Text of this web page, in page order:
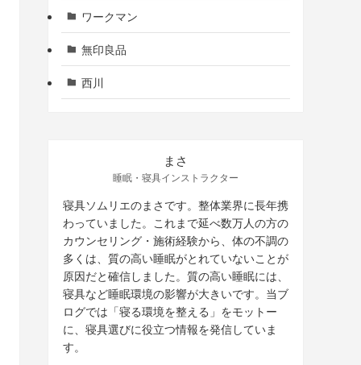
ワークマン
無印良品
西川
まさ
睡眠・寝具インストラクター
寝具ソムリエのまさです。整体業界に長年携
わっていました。これまで延べ数万人の方の
カウンセリング・施術経験から、体の不調の
多くは、質の高い睡眠がとれていないことが
原因だと確信しました。質の高い睡眠には、
寝具など睡眠環境の影響が大きいです。当ブ
ログでは「寝る環境を整える」をモットー
に、寝具選びに役立つ情報を発信していま
す。